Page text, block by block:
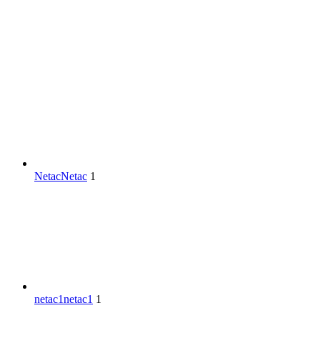
NetacNetac 1
netac1netac1 1